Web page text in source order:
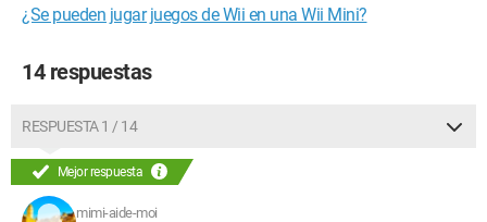
¿Se pueden jugar juegos de Wii en una Wii Mini?
14 respuestas
RESPUESTA 1 / 14
Mejor respuesta
mimi-aide-moi